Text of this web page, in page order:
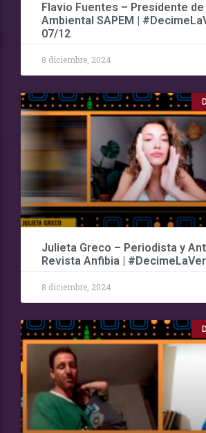
Flavio Fuentes – Presidente de
Ambiental SAPEM |
07/12
8 diciembre, 2024
Julieta Greco – Periodista y
Revista Anfibia |
8 diciembre, 2024